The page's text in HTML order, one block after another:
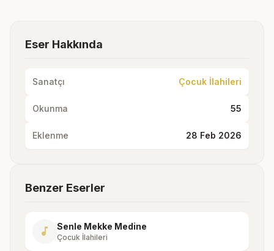
Eser Hakkında
Sanatçı Çocuk İlahileri
Okunma 55
Eklenme 28 Feb 2026
Benzer Eserler
music_note Senle Mekke Medine
Çocuk İlahileri